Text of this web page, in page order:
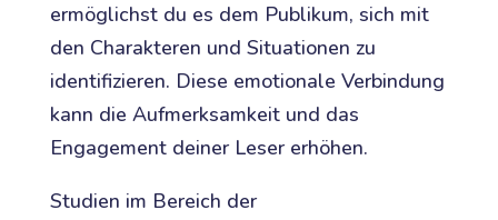
ermöglichst du es dem Publikum, sich mit
den Charakteren und Situationen zu
identifizieren. Diese emotionale Verbindung
kann die Aufmerksamkeit und das
Engagement deiner Leser erhöhen.
Studien im Bereich der